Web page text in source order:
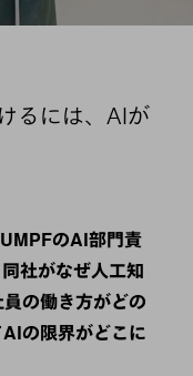
るには、AIが
のAI部門責
社がなぜ人工知
の働き方がどの
の限界がどこに